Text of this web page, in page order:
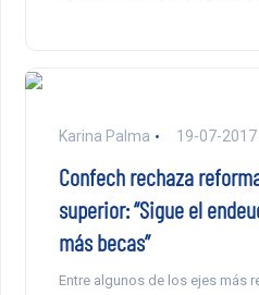
Karina Palma 19-07-2017
Confech rechaza
superior: “Sigue el
más becas”
Entre algunos de los ejes más